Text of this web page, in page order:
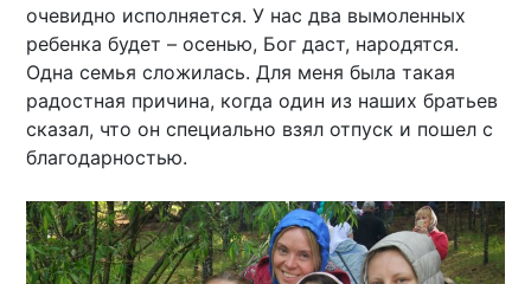
очевидно исполняется. У нас два вымоленных
ребенка будет – осенью, Бог даст, народятся.
Одна семья сложилась. Для меня была такая
радостная причина, когда один из наших братьев
сказал, что он специально взял отпуск и пошел с
благодарностью.